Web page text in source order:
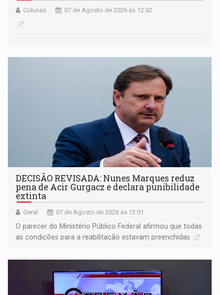
Colunas 07 de Agosto de 2026 às 12:02
DECISÃO REVISADA: Nunes Marques reduz
pena de Acir Gurgacz e declara punibilidade
extinta
Geral 07 de Agosto de 2026 às 12:01
O parecer do Ministério Público Federal afirmou que todas
as condições para a reabilitação estavam preenchidas